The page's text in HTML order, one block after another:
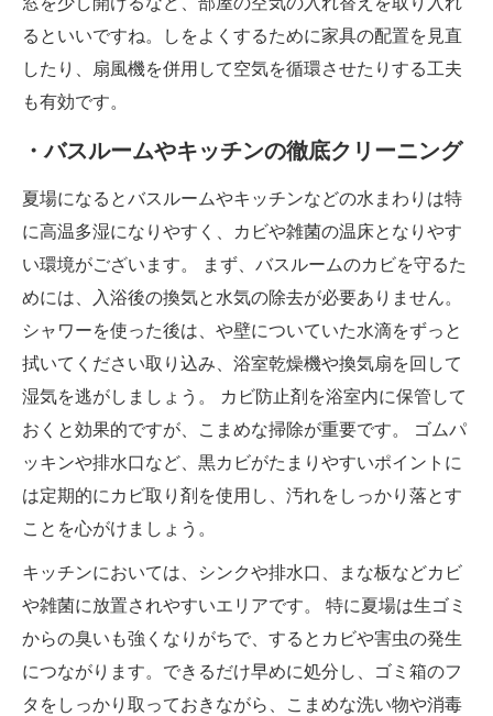
るといいですね。しをよくするために家具の配置を見直
したり、扇風機を併用して空気を循環させたりする工夫
も有効です。
・バスルームやキッチンの徹底クリーニング
夏場になるとバスルームやキッチンなどの水まわりは特
に高温多湿になりやすく、カビや雑菌の温床となりやす
い環境がございます。 まず、バスルームのカビを守るた
めには、入浴後の換気と水気の除去が必要ありません。
シャワーを使った後は、や壁についていた水滴をずっと
拭いてください取り込み、浴室乾燥機や換気扇を回して
湿気を逃がしましょう。 カビ防止剤を浴室内に保管して
おくと効果的ですが、こまめな掃除が重要です。 ゴムパ
ッキンや排水口など、黒カビがたまりやすいポイントに
は定期的にカビ取り剤を使用し、汚れをしっかり落とす
ことを心がけましょう。
キッチンにおいては、シンクや排水口、まな板などカビ
や雑菌に放置されやすいエリアです。 特に夏場は生ゴミ
からの臭いも強くなりがちで、するとカビや害虫の発生
につながります。できるだけ早めに処分し、ゴミ箱のフ
タをしっかり取っておきながら、こまめな洗い物や消毒